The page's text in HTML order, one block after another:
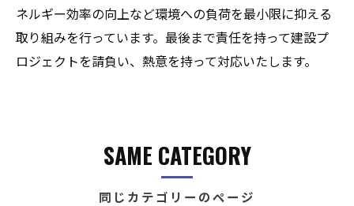
ネルギー効率の向上など環境への負荷を最小限に抑える
取り組みを行っています。最後まで責任を持って建設プ
ロジェクトを請負い、熱意を持って対応いたします。
同じカテゴリーのページ
SAME CATEGORY